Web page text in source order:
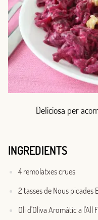
Deliciosa per
INGREDIENTS
4 remolatxes crues
2 tasses de Nous picades
Oli d'Oliva Aromàtic a l'All